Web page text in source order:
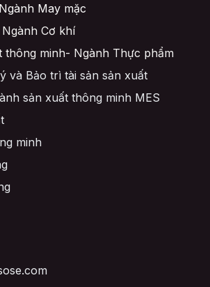
May mặc
Cơ khí
thông minh- Ngành Thực phẩm
và Bảo trì tài sản sản xuất
sản xuất thông minh MES
minh